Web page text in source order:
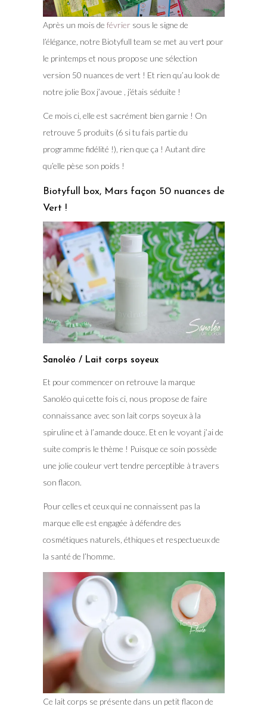
Après un mois de février sous le signe de
l’élégance, notre Biotyfull team se met au vert pour
le printemps et nous propose une sélection
version 50 nuances de vert ! Et rien qu’au look de
notre jolie Box j’avoue , j’étais séduite !
Ce mois ci, elle est sacrément bien garnie ! On
retrouve 5 produits (6 si tu fais partie du
programme fidélité !), rien que ça ! Autant dire
qu’elle pèse son poids !
Biotyfull box, Mars façon 50 nuances de
Vert !
Sanoléo / Lait corps soyeux
Et pour commencer on retrouve la marque
Sanoléo qui cette fois ci, nous propose de faire
connaissance avec son lait corps soyeux à la
spiruline et à l’amande douce. Et en le voyant j’ai de
suite compris le thème ! Puisque ce soin possède
une jolie couleur vert tendre perceptible à travers
son flacon.
Pour celles et ceux qui ne connaissent pas la
marque elle est engagée à défendre des
cosmétiques naturels, éthiques et respectueux de
la santé de l’homme.
Ce lait corps se présente dans un petit flacon de